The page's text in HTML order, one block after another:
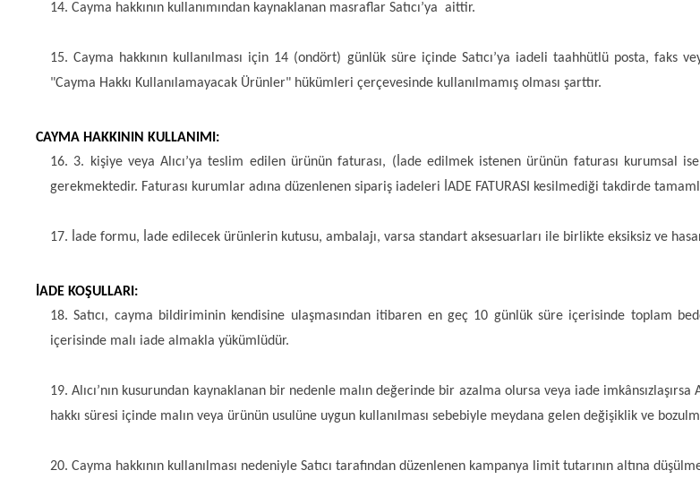
14. Cayma hakkının kullanımından kaynaklanan masraflar Satıcı’ya  aittir.
15. Cayma hakkının kullanılması için 14 (ondört) günlük süre içinde Satıcı’ya iadeli taahhütlü posta, faks
"Cayma Hakkı Kullanılamayacak Ürünler" hükümleri çerçevesinde kullanılmamış olması şarttır.
CAYMA HAKKININ KULLANIMI:
16. 3. kişiye veya Alıcı’ya teslim edilen ürünün faturası, (İade edilmek istenen ürünün faturası kurumsal
gerekmektedir. Faturası kurumlar adına düzenlenen sipariş iadeleri İADE FATURASI kesilmediği takdirde
17. İade formu, İade edilecek ürünlerin kutusu, ambalajı, varsa standart aksesuarları ile birlikte eksiksiz ve
İADE KOŞULLARI:
18. Satıcı, cayma bildiriminin kendisine ulaşmasından itibaren en geç 10 günlük süre içerisinde toplam
içerisinde malı iade almakla yükümlüdür.
19. Alıcı’nın kusurundan kaynaklanan bir nedenle malın değerinde bir azalma olursa veya iade imkânsızlaşırsa
hakkı süresi içinde malın veya ürünün usulüne uygun kullanılması sebebiyle meydana gelen değişiklik ve
20. Cayma hakkının kullanılması nedeniyle Satıcı tarafından düzenlenen kampanya limit tutarının altına